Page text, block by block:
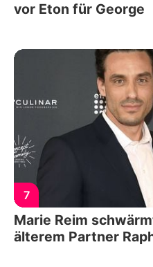
vor Eton für George
7
Marie Reim
älterem Partner